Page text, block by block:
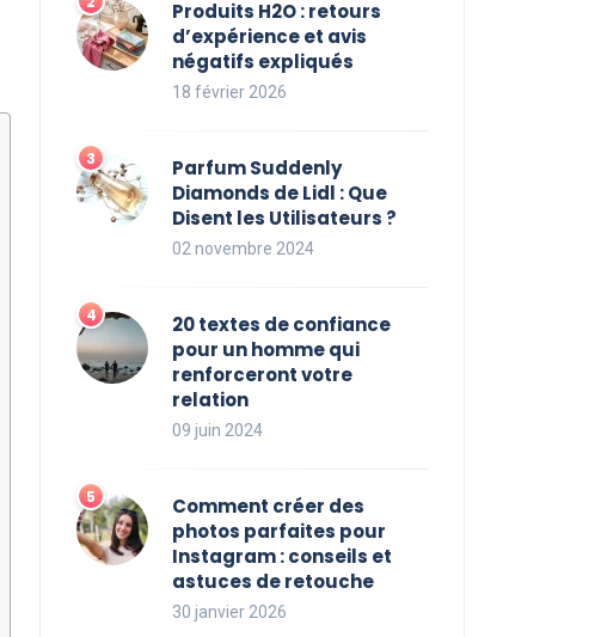
Produits H2O : retours
d’expérience et avis
négatifs expliqués
18 février 2026
Parfum Suddenly
Diamonds de Lidl : Que
Disent les Utilisateurs ?
02 novembre 2024
20 textes de confiance
pour un homme qui
renforceront votre
relation
09 juin 2024
Comment créer des
photos parfaites pour
Instagram : conseils et
astuces de retouche
30 janvier 2026